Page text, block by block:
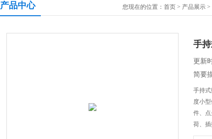
产品中心 您现在的位置： 首页 > 产品展示 >
手
更新
简要
手持
度小
件、
荷、插